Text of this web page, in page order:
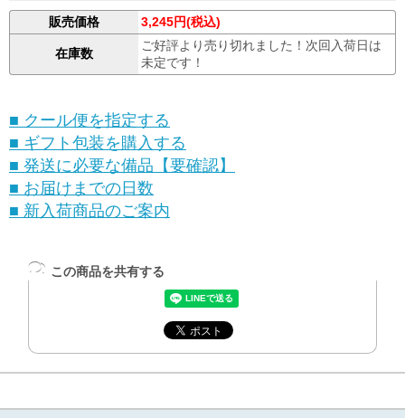
販売価格 3,245円(税込)
在庫数
ご好評より売り切れました！次回入荷日は
未定です！
■ クール便を指定する
■ ギフト包装を購入する
■ 発送に必要な備品【要確認】
■ お届けまでの日数
■ 新入荷商品のご案内
この商品を共有する